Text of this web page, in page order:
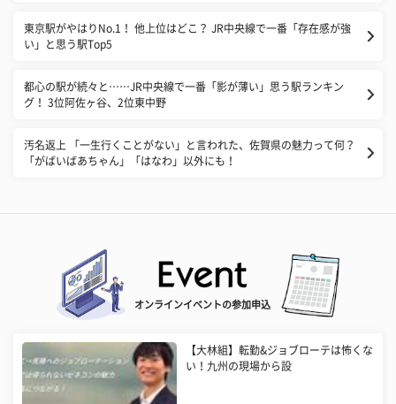
東京駅がやはりNo.1！ 他上位はどこ？ JR中央線で一番「存在感が強
い」と思う駅Top5
都心の駅が続々と……JR中央線で一番「影が薄い」思う駅ランキン
グ！ 3位阿佐ヶ谷、2位東中野
汚名返上 「一生行くことがない」と言われた、佐賀県の魅力って何？
「がばいばあちゃん」「はなわ」以外にも！
オンラインイベントの参加申込
【大林組】転勤&ジョブローテは怖くな
い！九州の現場から設